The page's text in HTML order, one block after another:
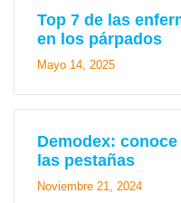
Top 7 de las
en los párpados
Mayo 14, 2025
Demodex:
las pestañas
Noviembre 21, 2024